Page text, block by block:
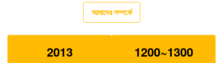
খননকারীর EC290C 14549422 হাইড্রোলিক গিয়ার পাম্প
আমাদের সম্পর্কে
2013 1200~1300